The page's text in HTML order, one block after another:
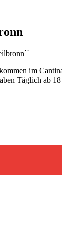
im
Täglich ab